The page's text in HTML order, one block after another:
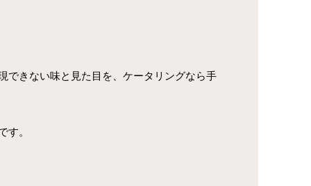
できない味と見た目を、ケータリングなら手
す。